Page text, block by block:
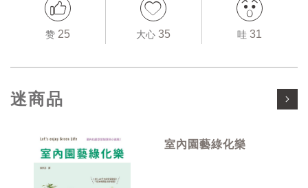
赞 25 大心35 哇31
迷商品
室內園藝綠化樂